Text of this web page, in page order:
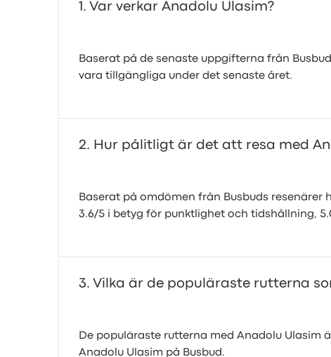
Var verkar Anadolu Ulasim?
Baserat på de senaste uppgifterna från
vara tillgängliga under det senaste året.
Hur pålitligt är det att resa med
Baserat på omdömen från Busbuds resenärer
3.6/5 i betyg för punktlighet och tidshållning,
Vilka är de populäraste rutterna
De populäraste rutterna med Anadolu Ulasim
Anadolu Ulasim på Busbud.